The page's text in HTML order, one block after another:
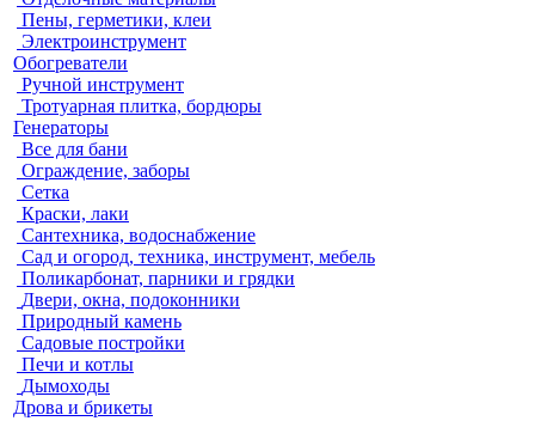
Пены, герметики, клеи
Электроинструмент
Обогреватели
Ручной инструмент
Тротуарная плитка, бордюры
Генераторы
Все для бани
Ограждение, заборы
Сетка
Краски, лаки
Сантехника, водоснабжение
Сад и огород, техника, инструмент, мебель
Поликарбонат, парники и грядки
Двери, окна, подоконники
Природный камень
Садовые постройки
Печи и котлы
Дымоходы
Дрова и брикеты